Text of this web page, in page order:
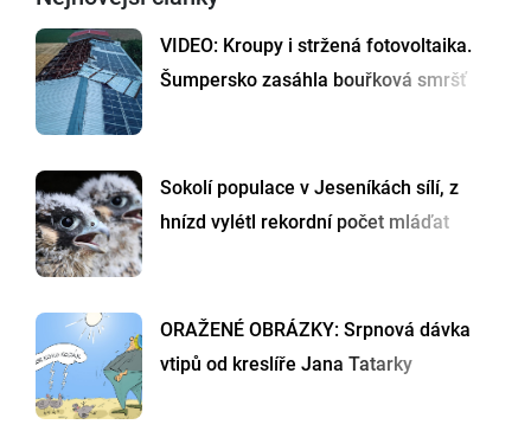
VIDEO: Kroupy i stržená fotovoltaika.
Šumpersko zasáhla bouřková smršť
Sokolí populace v Jeseníkách sílí, z
hnízd vylétl rekordní počet mláďat
ORAŽENÉ OBRÁZKY: Srpnová dávka
vtipů od kreslíře Jana Tatarky